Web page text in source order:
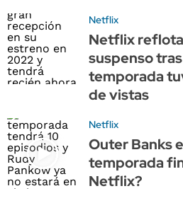
Netflix
Netflix
suspenso
temporada
de vistas
Netflix
Outer Banks
temporada
Netflix?